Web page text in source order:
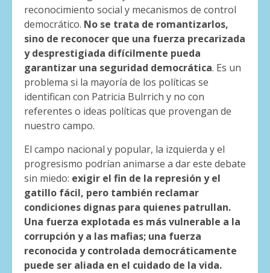
reconocimiento social y mecanismos de control
democrático. No se trata de romantizarlos,
sino de reconocer que una fuerza precarizada
y desprestigiada difícilmente pueda
garantizar una seguridad democrática. Es un
problema si la mayoría de los políticas se
identifican con Patricia Bulrrich y no con
referentes o ideas políticas que provengan de
nuestro campo.
El campo nacional y popular, la izquierda y el
progresismo podrían animarse a dar este debate
sin miedo: exigir el fin de la represión y el
gatillo fácil, pero también reclamar
condiciones dignas para quienes patrullan.
Una fuerza explotada es más vulnerable a la
corrupción y a las mafias; una fuerza
reconocida y controlada democráticamente
puede ser aliada en el cuidado de la vida.